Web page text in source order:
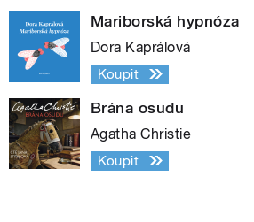
Mariborská hypnóza
Dora Kaprálová
Koupit
Brána osudu
Agatha Christie
Koupit